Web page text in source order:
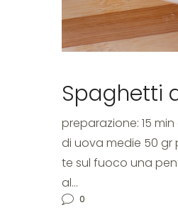
Spaghetti
preparazione: 15
di uova medie 50 gr
te sul fuoco una
al…
0